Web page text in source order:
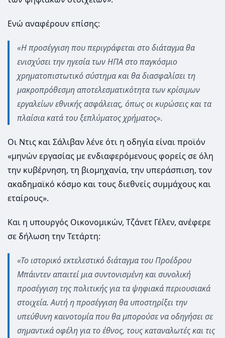
Ενώ αναφέρουν επίσης:
«Η προσέγγιση που περιγράφεται στο διάταγμα θα
ενισχύσει την ηγεσία των ΗΠΑ στο παγκόσμιο
χρηματοπιστωτικό σύστημα και θα διασφαλίσει τη
μακροπρόθεσμη αποτελεσματικότητα των κρίσιμων
εργαλείων εθνικής ασφάλειας, όπως οι κυρώσεις και τα
πλαίσια κατά του ξεπλύματος χρήματος».
Οι Ντις και Σάλιβαν λένε ότι η οδηγία είναι προϊόν
«μηνών εργασίας με ενδιαφερόμενους φορείς σε όλη
την κυβέρνηση, τη βιομηχανία, την υπεράσπιση, τον
ακαδημαϊκό κόσμο και τους διεθνείς συμμάχους και
εταίρους».
Και η υπουργός Οικονομικών, Τζάνετ Γέλεν, ανέφερε
σε δήλωση την Τετάρτη:
«Το ιστορικό εκτελεστικό διάταγμα του Προέδρου
Μπάιντεν απαιτεί μια συντονισμένη και συνολική
προσέγγιση της πολιτικής για τα ψηφιακά περιουσιακά
στοιχεία. Αυτή η προσέγγιση θα υποστηρίξει την
υπεύθυνη καινοτομία που θα μπορούσε να οδηγήσει σε
σημαντικά οφέλη για το έθνος, τους καταναλωτές και τις